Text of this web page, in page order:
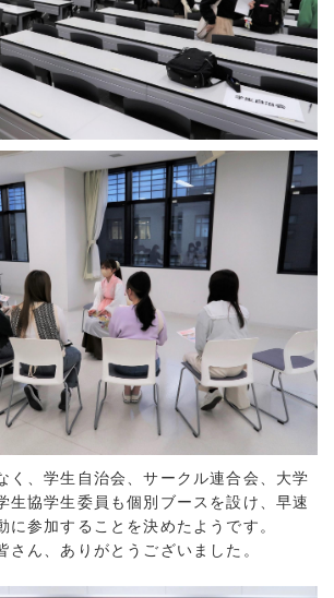
、学生自治会、サークル連合会、大学
生協学生委員も個別ブースを設け、早速
に参加することを決めたようです。
ん、ありがとうございました。